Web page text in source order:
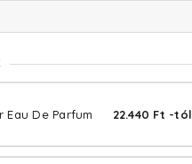
Eau De Parfum 22.440 Ft -tól